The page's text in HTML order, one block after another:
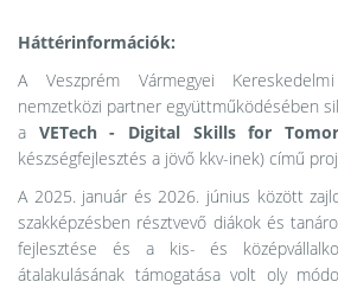
Háttérinformációk:
A Veszprém Vármegyei
nemzetközi partner együttműködésében
a VETech - Digital Skills for
készségfejlesztés a jövő kkv-inek) című
A 2025. január és 2026. június között
szakképzésben résztvevő diákok és
fejlesztése és a kis- és
átalakulásának támogatása volt oly